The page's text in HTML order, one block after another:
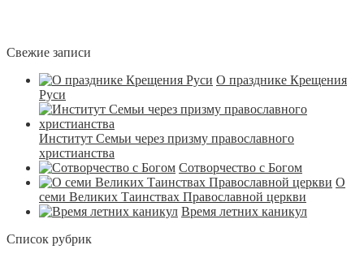
Свежие записи
О празднике Крещения
Руси
Институт Семьи через призму православного
христианства
Сотворчество с Богом
О
семи Великих Таинствах Православной церкви
Время летних каникул
Список рубрик